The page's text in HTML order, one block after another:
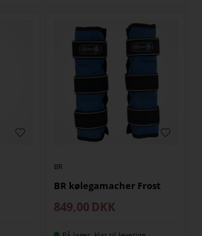
BR
BR kølegamacher Frost
849,00 DKK